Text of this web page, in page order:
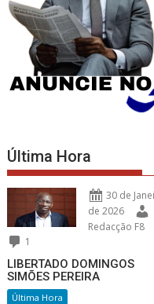
Última Hora
30 de
de 2026
Redacção F8
1
LIBERTADO DOMINGOS
SIMÕES PEREIRA
Última Hora